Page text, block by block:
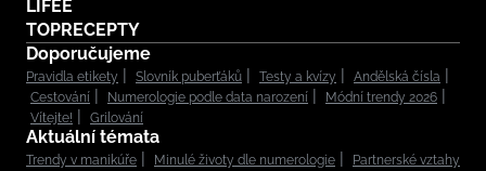
LIFEE
TOPRECEPTY
Doporučujeme
Pravidla etikety Slovník puberťáků Testy a kvízy
Andělská čísla
Cestování
Numerologie podle data narození
Módní trendy 2026
Vítejte!
Grilování
Aktuální témata
Trendy v manikúře Minulé životy dle numerologie
Partnerské vztahy